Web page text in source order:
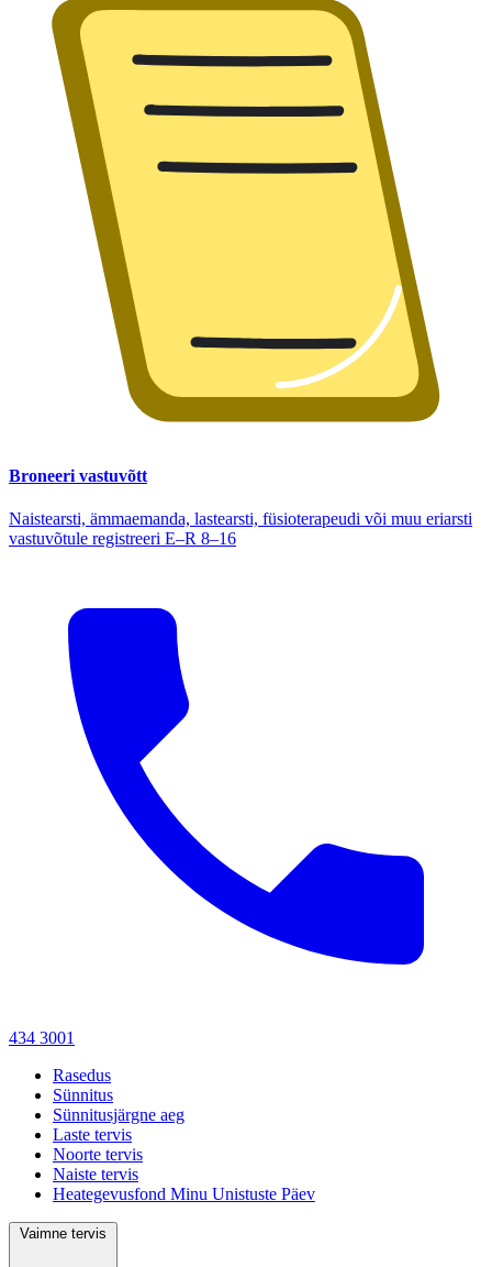
Broneeri vastuvõtt
Naistearsti, ämmaemanda, lastearsti, füsioterapeudi või muu eriarsti
vastuvõtule registreeri E–R 8–16
434 3001
Rasedus
Sünnitus
Sünnitusjärgne aeg
Laste tervis
Noorte tervis
Naiste tervis
Heategevusfond Minu Unistuste Päev
Vaimne tervis